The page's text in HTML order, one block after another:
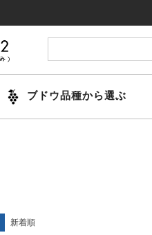
ブドウ品種から選ぶ
新着順